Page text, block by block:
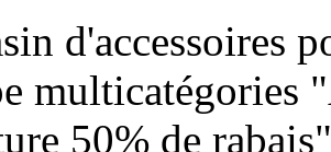
d'accessoires
multicatégories
50% de